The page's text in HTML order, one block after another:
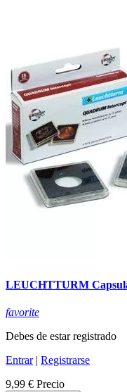
LEUCHTTURM
favorite
Debes de estar registrado
Entrar| Registrarse
9,99 € Precio